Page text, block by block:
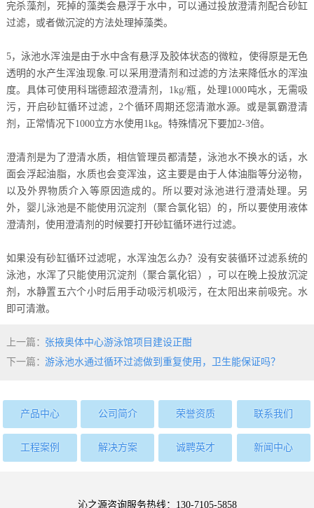
完杀藻剂，死掉的藻类会悬浮于水中，可以通过投放澄清剂配合砂缸
过滤，或者做沉淀的方法处理掉藻类。
5，泳池水浑浊是由于水中含有悬浮及胶体状态的微粒，使得原是无色
透明的水产生浑浊现象.可以采用澄清剂和过滤的方法来降低水的浑浊
度。具体可使用科瑞德超浓澄清剂，1kg/瓶，处理1000吨水，无需吸
污，开启砂缸循环过滤，2个循环周期还您清澈水源。或是氯霸澄清
剂，正常情况下1000立方水使用1kg。特殊情况下要加2-3倍。
澄清剂是为了澄清水质，相信管理员都清楚，泳池水不换水的话，水
面会浮起油脂，水质也会变浑浊，这主要是由于人体油脂等分泌物，
以及外界物质介入等原因造成的。所以要对泳池进行澄清处理。另
外，婴儿泳池是不能使用沉淀剂（聚合氯化铝）的，所以要使用液体
澄清剂，使用澄清剂的时候要打开砂缸循环进行过滤。
如果没有砂缸循环过滤呢，水浑浊怎么办？没有安装循环过滤系统的
泳池，水浑了只能使用沉淀剂（聚合氯化铝），可以在晚上投放沉淀
剂，水静置五六个小时后用手动吸污机吸污，在太阳出来前吸完。水
即可清澈。
上一篇： 张掖奥体中心游泳馆项目建设正酣
下一篇：游泳池水通过循环过滤做到重复使用，卫生能保证吗？
产品中心 公司简介 荣誉资质 联系我们
工程案例 解决方案 诚聘英才 新闻中心
沁之源咨询服务热线：130-7105-5858